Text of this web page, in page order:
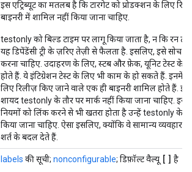
इस एट्रिब्यूट का मतलब है कि टारगेट को प्रोडक्शन के लिए
बाइनरी में शामिल नहीं किया जाना चाहिए.
testonly को बिल्ड टाइम पर लागू किया जाता है, न कि रन
यह डिपेंडेंसी ट्री के ज़रिए तेज़ी से फैलता है. इसलिए, इसे
करना चाहिए. उदाहरण के लिए, स्टब और फ़ेक, यूनिट टेस्ट के
होते हैं. ये इंटिग्रेशन टेस्ट के लिए भी काम के हो सकते हैं. इनमें
लिए रिलीज़ किए जाने वाले एक ही बाइनरी शामिल होते हैं.
शायद testonly के तौर पर मार्क नहीं किया जाना चाहिए.
नियमों को लिंक करने से भी खतरा होता है उन्हें testonly के
किया जाना चाहिए. ऐसा इसलिए, क्योंकि वे सामान्य व्यवहार
शर्त के बदल देते हैं.
labels की सूची; nonconfigurable; डिफ़ॉल्ट वैल्यू [] है